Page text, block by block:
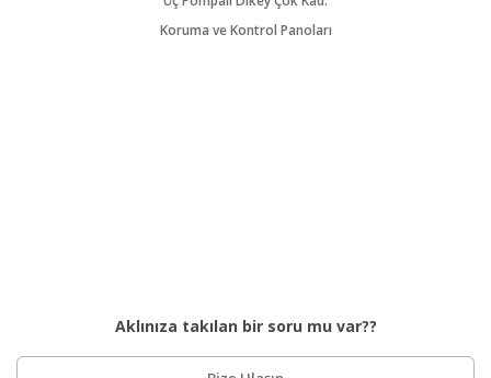
Koruma ve Kontrol Panoları
Aklınıza takılan bir soru mu var??